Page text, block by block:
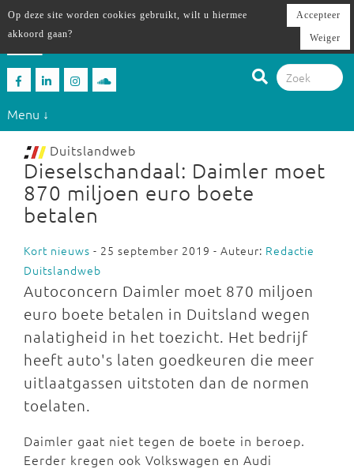
Menu ↓
Duitslandweb
Dieselschandaal: Daimler moet
870 miljoen euro boete
betalen
Kort nieuws - 25 september 2019 - Auteur: Redactie
Duitslandweb
Autoconcern Daimler moet 870 miljoen
euro boete betalen in Duitsland wegen
nalatigheid in het toezicht. Het bedrijf
heeft auto's laten goedkeuren die meer
uitlaatgassen uitstoten dan de normen
toelaten.
Daimler gaat niet tegen de boete in beroep.
Eerder kregen ook Volkswagen en Audi
Op deze site worden cookies gebruikt, wilt u hiermee
akkoord gaan?
Accepteer
Weiger